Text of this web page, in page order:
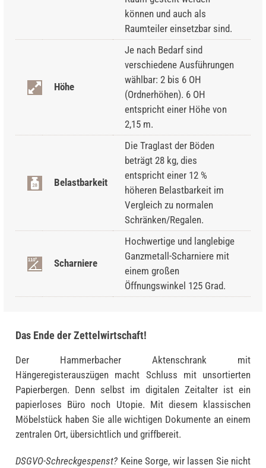
können und auch als
Raumteiler einsetzbar sind.
Höhe
Je nach Bedarf sind
verschiedene Ausführungen
wählbar: 2 bis 6 OH
(Ordnerhöhen). 6 OH
entspricht einer Höhe von
2,15 m.
Belastbarkeit
Die Traglast der Böden
beträgt 28 kg, dies
entspricht einer 12 %
höheren Belastbarkeit im
Vergleich zu normalen
Schränken/Regalen.
Scharniere
Hochwertige und langlebige
Ganzmetall-Scharniere mit
einem großen
Öffnungswinkel 125 Grad.
Das Ende der Zettelwirtschaft!
Der Hammerbacher Aktenschrank mit
Hängeregisterauszügen macht Schluss mit unsortierten
Papierbergen. Denn selbst im digitalen Zeitalter ist ein
papierloses Büro noch Utopie. Mit diesem klassischen
Möbelstück haben Sie alle wichtigen Dokumente an einem
zentralen Ort, übersichtlich und griffbereit.
DSGVO-Schreckgespenst? Keine Sorge, wir lassen Sie nicht